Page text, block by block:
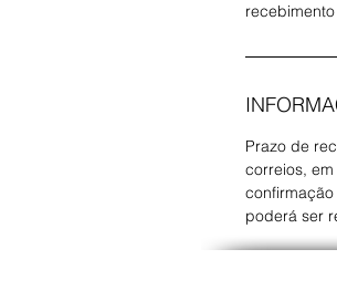
Prazo de
correios,
poderá ser